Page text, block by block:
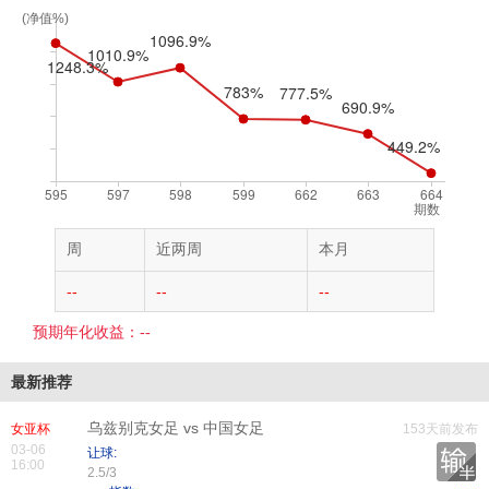
(净值%)
期数
周 近两周 本月
-- -- --
预期年化收益：--
最新推荐
女亚杯
03-06
16:00
乌兹别克女足 vs 中国女足
让球:
2.5/3
153天前发布